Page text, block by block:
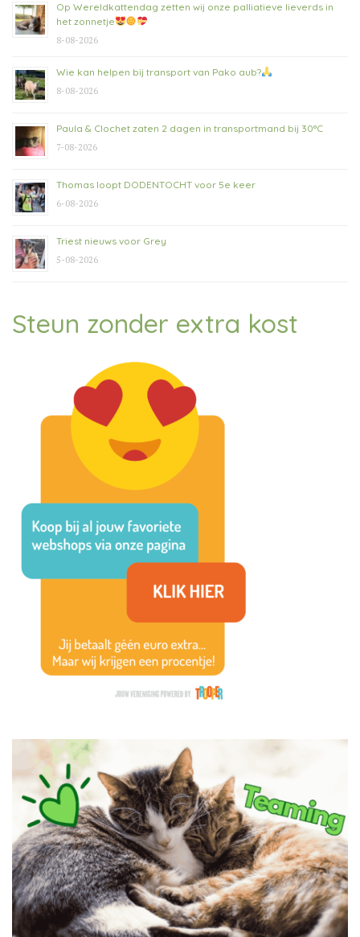
Op Wereldkattendag zetten wij onze palliatieve lieverds in
het zonnetje
8-08-2026
Wie kan helpen bij transport van Pako aub?
8-08-2026
Paula & Clochet zaten 2 dagen in transportmand bij 30°C
7-08-2026
Thomas loopt DODENTOCHT voor 5e keer
6-08-2026
Triest nieuws voor Grey
5-08-2026
Steun zonder extra kost